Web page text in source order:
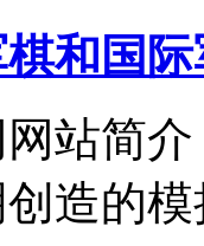
和国
站简
造的